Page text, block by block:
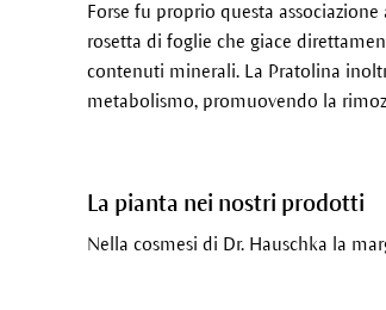
Forse fu proprio questa
rosetta di foglie che giace
contenuti minerali. La Pratolina
metabolismo, promuovendo la
La pianta nei nostri prodotti
Nella cosmesi di Dr. Hauschka la